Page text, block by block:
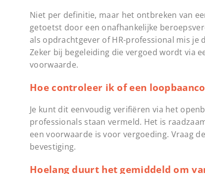
Niet per definitie, maar het ontbreken van
getoetst door een onafhankelijke
als opdrachtgever of HR-professional mis
Zeker bij begeleiding die vergoed wordt via
voorwaarde.
Hoe controleer ik of een
Je kunt dit eenvoudig verifiëren via het
professionals staan vermeld. Het is
een voorwaarde is voor vergoeding. Vraag
bevestiging.
Hoelang duurt het gemiddeld om